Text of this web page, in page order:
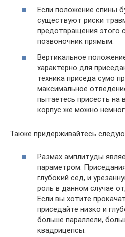
Если положение спины
существуют риски
предотвращения этого
позвоночник прямым.
Вертикальное
характерно для
техника приседа сумо
максимальное
пытаетесь присесть на
корпус же можно
Также придерживайтесь
Размах амплитуды
параметром.
глубокий сед, и
роль в данном случае
Если вы хотите
приседайте низко и
больше параллели,
квадрицепсы.